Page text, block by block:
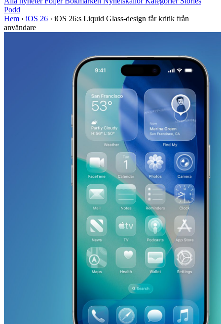
Podd
Hem › iOS 26 › iOS 26:s Liquid Glass-design får kritik från
användare